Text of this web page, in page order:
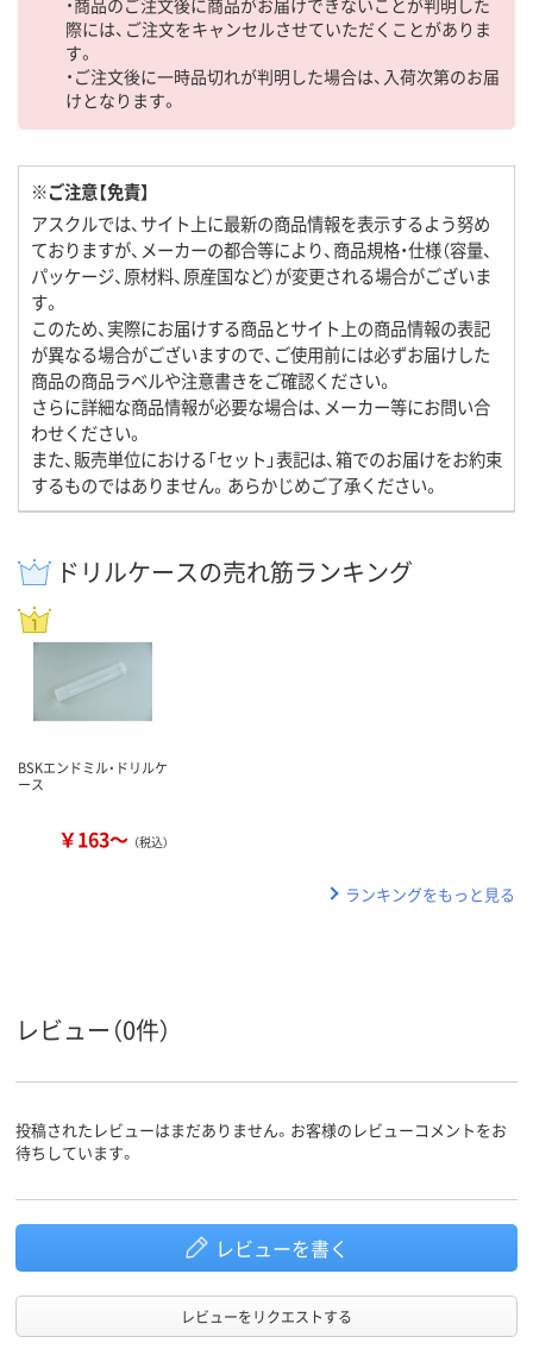
際には、ご注文をキャンセルさせていただくことがありま
す。
・ご注文後に一時品切れが判明した場合は、入荷次第のお届
けとなります。
※ご注意【免責】
アスクルでは、サイト上に最新の商品情報を表示するよう努め
ておりますが、メーカーの都合等により、商品規格・仕様（容量、
パッケージ、原材料、原産国など）が変更される場合がございま
す。
このため、実際にお届けする商品とサイト上の商品情報の表記
が異なる場合がございますので、ご使用前には必ずお届けした
商品の商品ラベルや注意書きをご確認ください。
さらに詳細な商品情報が必要な場合は、メーカー等にお問い合
わせください。
また、販売単位における「セット」表記は、箱でのお届けをお約束
するものではありません。あらかじめご了承ください。
ドリルケースの売れ筋ランキング
BSKエンドミル・ドリルケ
ース
￥163～ （税込）
ランキングをもっと見る
レビュー（0件）
投稿されたレビューはまだありません。お客様のレビューコメントをお
待ちしています。
レビューを書く
レビューをリクエストする